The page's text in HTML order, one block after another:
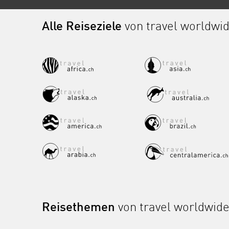
Alle Reiseziele von travel
Reisethemen von travel worldwide